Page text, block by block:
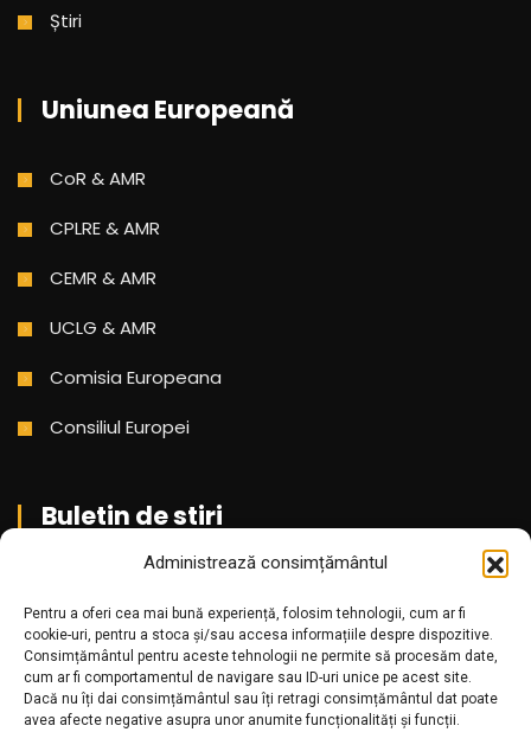
Administrează consimțământul
Pentru a oferi cea mai bună experiență, folosim tehnologii, cum ar fi
cookie-uri, pentru a stoca și/sau accesa informațiile despre dispozitive.
Consimțământul pentru aceste tehnologii ne permite să procesăm date,
cum ar fi comportamentul de navigare sau ID-uri unice pe acest site.
Dacă nu îți dai consimțământul sau îți retragi consimțământul dat poate
avea afecte negative asupra unor anumite funcționalități și funcții.
Știri
Uniunea Europeană
CoR & AMR
CPLRE & AMR
CEMR & AMR
UCLG & AMR
Comisia Europeana
Consiliul Europei
Buletin de stiri
Aboneaza-te pentru a primi cele mai noi stiri din partea
noastra!